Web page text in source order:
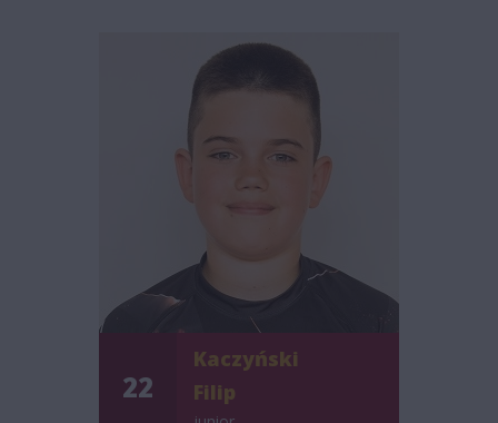
22
Kaczyński
Filip